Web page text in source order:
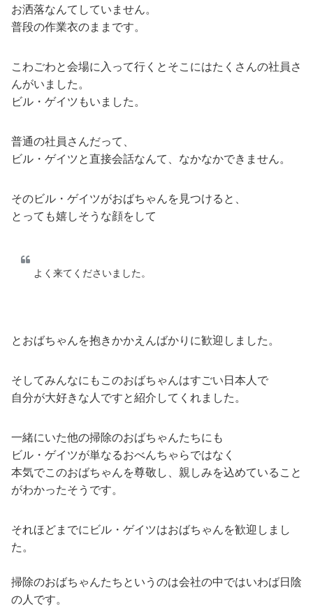
お洒落なんてしていません。
普段の作業衣のままです。
こわごわと会場に入って行くとそこにはたくさんの社員さ
んがいました。
ビル・ゲイツもいました。
普通の社員さんだって、
ビル・ゲイツと直接会話なんて、なかなかできません。
そのビル・ゲイツがおばちゃんを見つけると、
とっても嬉しそうな顔をして
よく来てくださいました。
とおばちゃんを抱きかかえんばかりに歓迎しました。
そしてみんなにもこのおばちゃんはすごい日本人で
自分が大好きな人ですと紹介してくれました。
一緒にいた他の掃除のおばちゃんたちにも
ビル・ゲイツが単なるおべんちゃらではなく
本気でこのおばちゃんを尊敬し、親しみを込めていること
がわかったそうです。
それほどまでにビル・ゲイツはおばちゃんを歓迎しまし
た。
掃除のおばちゃんたちというのは会社の中ではいわば日陰
の人です。